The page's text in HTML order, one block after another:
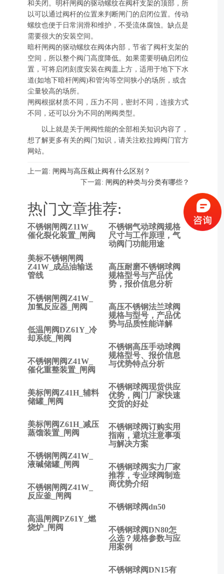
和关闭。明杆闸阀的驱动螺纹在阀杆支架的顶部，所
以可以通过阀杆的位置来判断闸门的启闭位置。传动
螺纹也便于日常润滑和维护，不受流体腐蚀。缺点是
需要很大的安装空间。
暗杆闸阀的驱动螺纹在阀体内部，节省了阀杆支架的
空间，所以整个阀门高度降低。如果需要明确启闭位
置，可将启闭刻度安装在阀盖上方，适用于地下下水
道(如地下暗杆闸阀)和管沟等空间狭小的场所，或含
尘量较高的场所。
闸阀根据材质不同，压力不同，密封不同，连接方式
不同，还可以分为不同的闸阀类型。
以上就是关于闸阀性能的全部相关知识内容了，
想了解更多有关的阀门知识，请关注欧拉姆阀门官方
网站。
上一篇: 闸阀与高压截止阀有什么区别？
下一篇: 闸阀的种类与分类有哪些？
热门文章推荐:
不锈钢闸阀Z11W_
催化裂化装置_闸阀
美标不锈钢闸阀
Z41W_成品油输送
管线
不锈钢闸阀Z41W_
加氢反应器_闸阀
低温闸阀DZ61Y_冷
却系统_闸阀
不锈钢闸阀Z41W_
催化重整装置_闸阀
美标闸阀Z41H_辅料
储罐_闸阀
美标闸阀Z61H_减压
蒸馏装置_闸阀
不锈钢闸阀Z41W_
液碱储罐_闸阀
不锈钢闸阀Z41W_
反应釜_闸阀
高温闸阀PZ61Y_燃
烧炉_闸阀
不锈钢气动球阀规格
尺寸与工作原理，气
动阀门功能用途
高压耐磨不锈钢球阀
规格型号与产品优
势，报价信息分析
高压不锈钢法兰球阀
规格与型号，产品优
势与品质性能详解
不锈钢高压手动球阀
规格型号、报价信息
与优势特点分析
不锈钢球阀现货供应
优势，阀门厂家快速
交货的好处
不锈钢球阀订购实用
指南，避坑注意事项
与解决方案
不锈钢球阀实力厂家
推荐，专业球阀制造
商优势介绍
不锈钢球阀dn50
不锈钢球阀DN80怎
么选？规格参数与应
用案例
不锈钢球阀DN15有
上一
篇:
与高
压截
止阀
么区
别？
下一
闸阀
的种
类与
分类
有哪
些？